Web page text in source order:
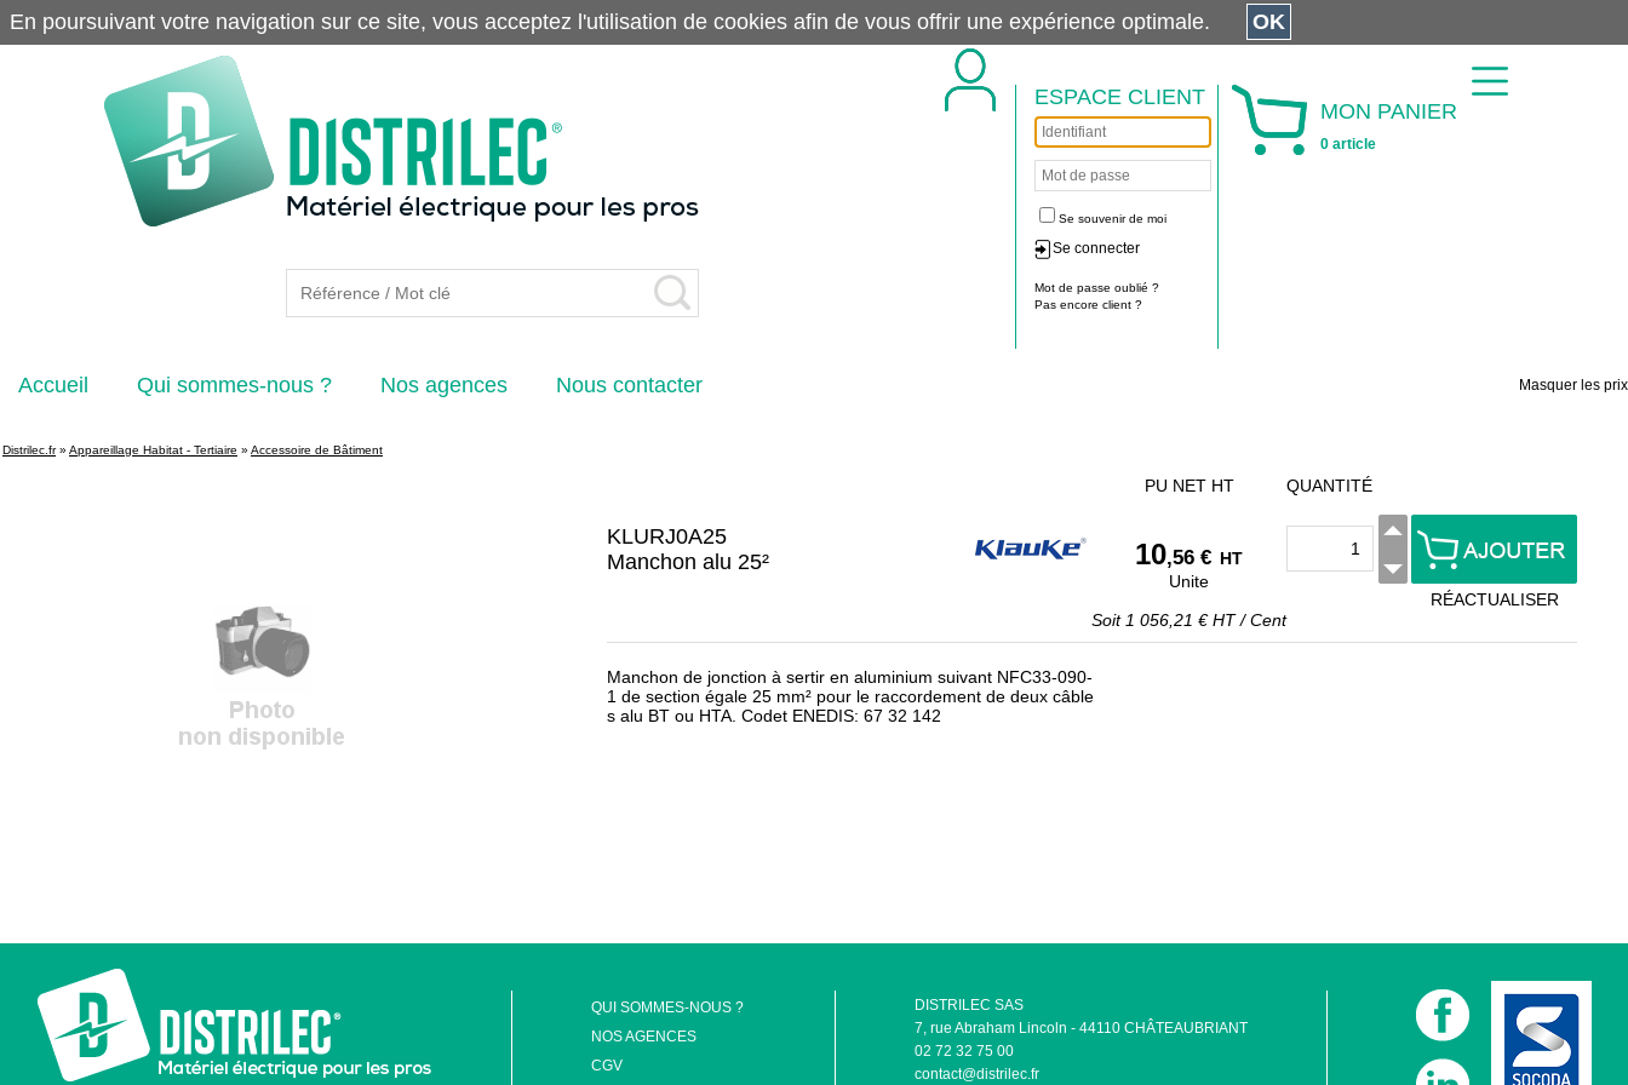
ESPACE CLIENT
Se souvenir de moi
Se connecter
Mot de passe oublié ?
Pas encore client ?
MON PANIER
0 article
Accueil Qui sommes-nous ? Nos agences Nous contacter Masquer les prix
Distrilec.fr» Appareillage Habitat - Tertiaire » Accessoire de Bâtiment
KLURJ0A25
Manchon alu 25²
PU NET HT
10,56 € HT
Unite
Soit 1 056,21 € HT/Cent
QUANTITÉ
RÉACTUALISER
Manchon de jonction à sertir en aluminium suivant NFC33-090-
1 de section égale 25 mm² pour le raccordement de deux câble
s alu BT ou HTA. Codet ENEDIS: 67 32 142
QUI SOMMES-NOUS ?
NOS AGENCES
CGV
DISTRILEC SAS
7, rue Abraham Lincoln - 44110 CHÂTEAUBRIANT
02 72 32 75 00
contact@distrilec.fr
En poursuivant votre navigation sur ce site, vous acceptez l'utilisation de cookies afin de vous offrir une expérience optimale. OK